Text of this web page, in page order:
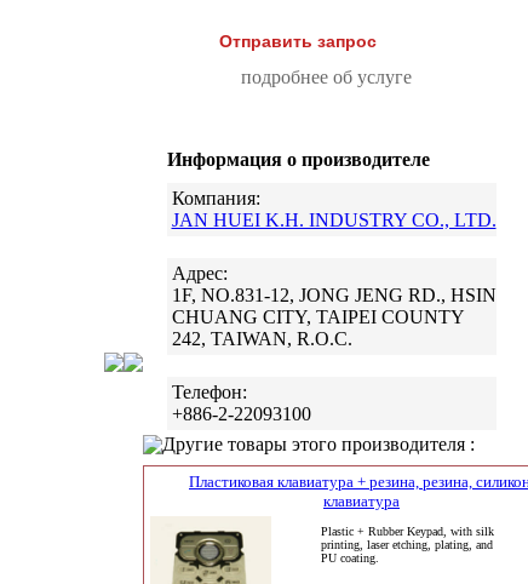
Отправить запрос
подробнее об услуге
Информация о производителе
Компания:
JAN HUEI K.H. INDUSTRY CO., LTD.
Адрес:
1F, NO.831-12, JONG JENG RD., HSIN
CHUANG CITY, TAIPEI COUNTY
242, TAIWAN, R.O.C.
Телефон:
+886-2-22093100
Другие товары этого производителя :
Пластиковая клавиатура + резина, резина,
клавиатура
Plastic + Rubber Keypad, with silk
printing, laser etching, plating, and
PU coating.